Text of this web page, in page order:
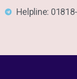
Helpline: